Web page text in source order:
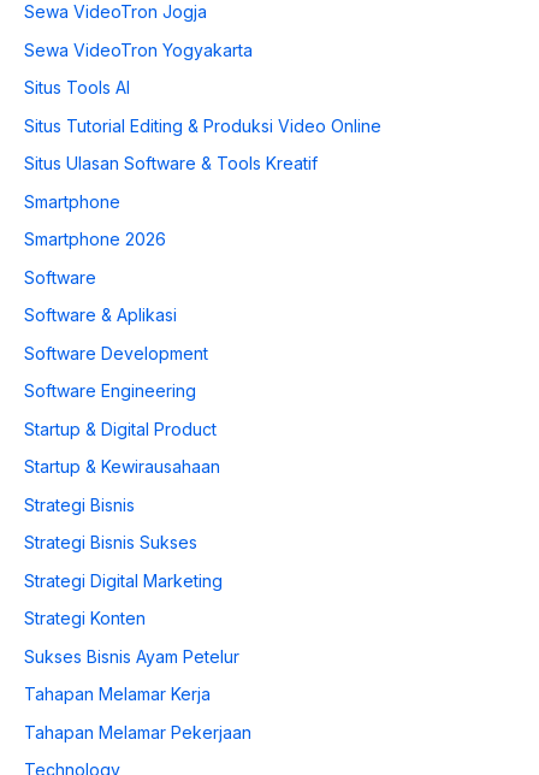
Sewa VideoTron Jogja
Sewa VideoTron Yogyakarta
Situs Tools AI
Situs Tutorial Editing & Produksi Video Online
Situs Ulasan Software & Tools Kreatif
Smartphone
Smartphone 2026
Software
Software & Aplikasi
Software Development
Software Engineering
Startup & Digital Product
Startup & Kewirausahaan
Strategi Bisnis
Strategi Bisnis Sukses
Strategi Digital Marketing
Strategi Konten
Sukses Bisnis Ayam Petelur
Tahapan Melamar Kerja
Tahapan Melamar Pekerjaan
Technology